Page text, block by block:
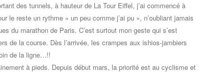
des tunnels, à hauteur de La Tour Eiffel, j’ai commencé à
le reste un rythme « un peu comme j’ai pu », n’oubliant jamais
du marathon de Paris. C’est surtout mon geste qui s’est
de la course. Dès l’arrivée, les crampes aux ishios-jambiers
de la ligne…!!
à pieds. Depuis début mars, la priorité est au cyclisme et